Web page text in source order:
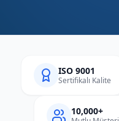
ISO 9001
Sertifikalı Kalite
10,000+